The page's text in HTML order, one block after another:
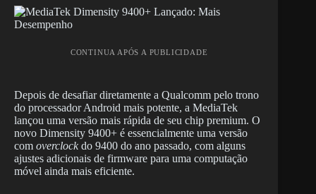
CONTINUA APÓS A PUBLICIDADE
Depois de desafiar diretamente a Qualcomm pelo trono
do processador Android mais potente, a MediaTek
lançou uma versão mais rápida de seu chip premium. O
novo Dimensity 9400+ é essencialmente uma versão
com overclockdo 9400 do ano passado, com alguns
ajustes adicionais de firmware para uma computação
móvel ainda mais eficiente.